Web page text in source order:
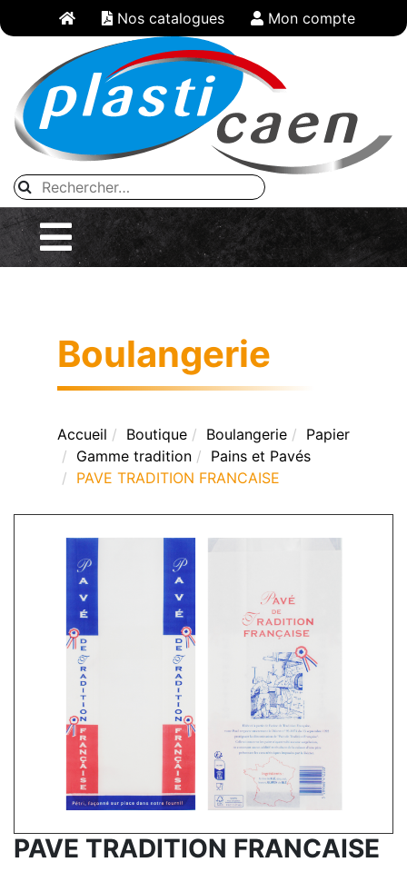
Nos catalogues Mon compte
Boulangerie
Accueil Boutique Boulangerie
Papier
Gamme tradition
Pains et Pavés
PAVE TRADITION FRANCAISE
PAVE TRADITION FRANCAISE
Panneau de gestion des cookies